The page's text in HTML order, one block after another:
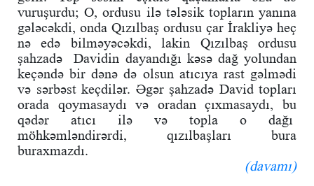
vuruşurdu; O, ordusu ilə tələsik topların yanına
gələcəkdi, onda Qızılbaş ordusu çar İrakliyə heç
nə edə bilməyəcəkdi, lakin Qızılbaş ordusu
şahzadə Davidin dayandığı kəsə dağ yolundan
keçəndə bir dənə də olsun atıcıya rast gəlmədi
və sərbəst keçdilər. Əgər şahzadə David topları
orada qoymasaydı və oradan çıxmasaydı, bu
qədər atıcı ilə və topla o dağı
möhkəmləndirərdi, qızılbaşları bura
buraxmazdı.
(davamı)